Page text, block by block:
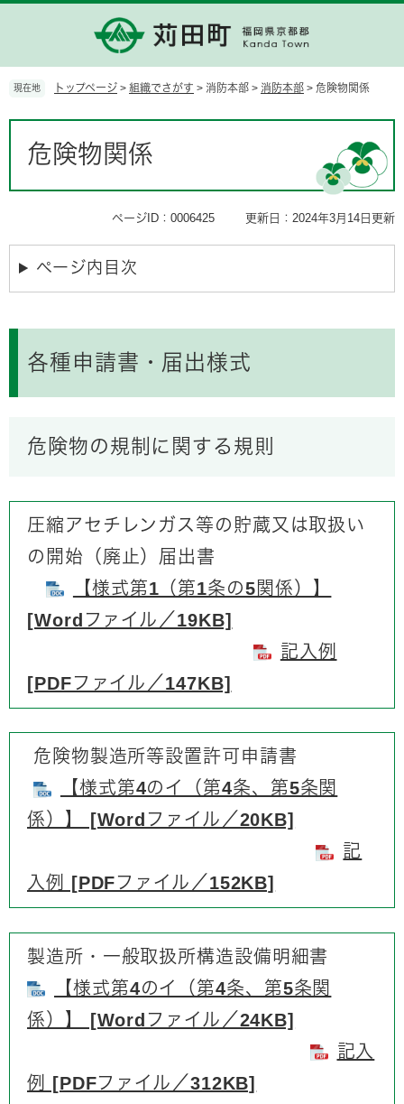
の
で
ー
ば
現在地 トップページ > 組織でさがす > 消防本部 > 消防本部 > 危険物関係
危険物関係
ページID：0006425 更新日：2024年3月14日更新
ページ内目次
各種申請書・届出様式
危険物の規制に関する規則
圧縮アセチレンガス等の貯蔵又は取扱い
の開始（廃止）届出書
【様式第1（第1条の5関係）】
[Wordファイル／19KB]
記入例
[PDFファイル／147KB]
危険物製造所等設置許可申請書
【様式第4のイ（第4条、第5条関
係）】 [Wordファイル／20KB]
記
入例 [PDFファイル／152KB]
製造所・一般取扱所構造設備明細書
【様式第4のイ（第4条、第5条関
係）】 [Wordファイル／24KB]
記入
例 [PDFファイル／312KB]